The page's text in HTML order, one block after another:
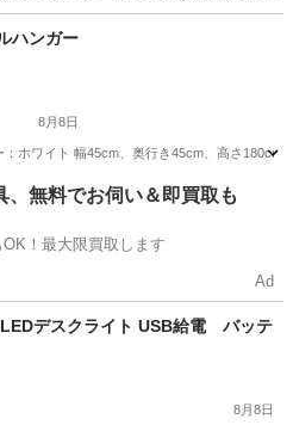
家具
ハンガー
8月8日
ホワイト 幅45cm、奥行き45cm、高さ
納家具
、無料でお伺い＆即買取も
！最大限買取します
Ad
デスクライト USB給電 バッテ
8月8日